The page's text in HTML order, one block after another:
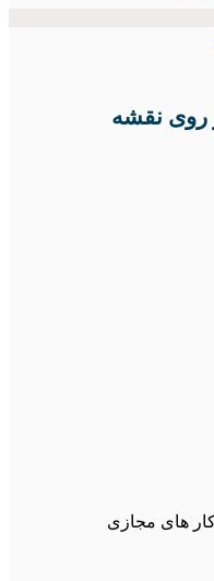
روی نقشه
های مجازی